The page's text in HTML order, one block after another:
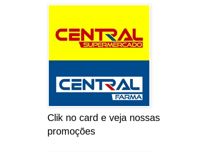
Clik no card e veja nossas
promoções